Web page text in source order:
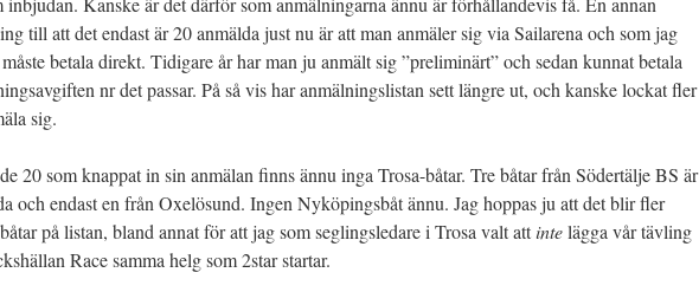
till att det endast är 20 anmälda just nu är att man anmäler sig via Sailarena och som jag
betala direkt. Tidigare år har man ju anmält sig ”preliminärt” och sedan kunnat betala
nr det passar. På så vis har anmälningslistan sett längre ut, och kanske lockat fler
sig.
20 som knappat in sin anmälan finns ännu inga Trosa-båtar. Tre båtar från Södertälje BS är
och endast en från Oxelösund. Ingen Nyköpingsbåt ännu. Jag hoppas ju att det blir fler
på listan, bland annat för att jag som seglingsledare i Trosa valt attintelägga vår tävling
Race samma helg som 2star startar.